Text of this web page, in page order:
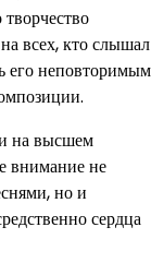
всех, кто слышал
его неповторимым
на высшем
внимание не
но и
сердца